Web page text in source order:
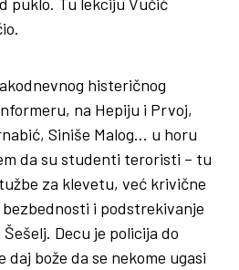
histeričnog
na Hepiju i Prvoj,
Siniše Malog… u horu
da su studenti teroristi – tu
za klevetu, već krivične
i podstrekivanje
Decu je policija do
daj bože da se nekome ugasi